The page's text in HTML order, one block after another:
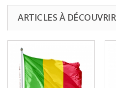
ARTICLES À DÉCOUVRIR